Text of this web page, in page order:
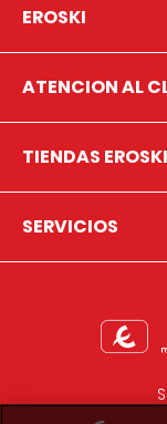
EROSKI
ATENCION AL
TIENDAS EROSKI
SERVICIOS